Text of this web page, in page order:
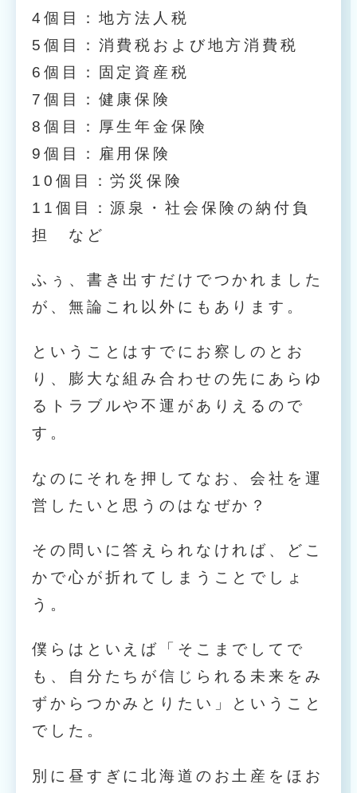
4個目：地方法人税
5個目：消費税および地方消費税
6個目：固定資産税
7個目：健康保険
8個目：厚生年金保険
9個目：雇用保険
10個目：労災保険
11個目：源泉・社会保険の納付負
担 など
ふぅ、書き出すだけでつかれました
が、無論これ以外にもあります。
ということはすでにお察しのとお
り、膨大な組み合わせの先にあらゆ
るトラブルや不運がありえるので
す。
なのにそれを押してなお、会社を運
営したいと思うのはなぜか？
その問いに答えられなければ、どこ
かで心が折れてしまうことでしょ
う。
僕らはといえば「そこまでしてで
も、自分たちが信じられる未来をみ
ずからつかみとりたい」ということ
でした。
別に昼すぎに北海道のお土産をほお